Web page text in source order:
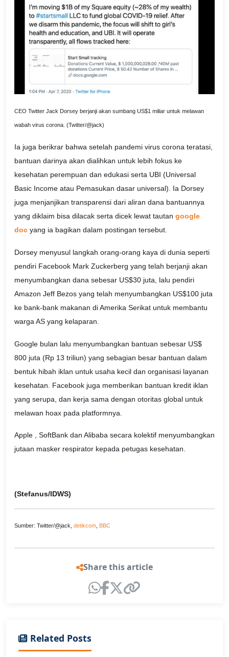
CEO Twitter Jack Dorsey berjanji akan sumbang US$1 miliar untuk melawan
wabah virus corona. (Twitter/@jack)
Ia juga berikrar bahwa setelah pandemi virus corona teratasi,
bantuan darinya akan dialihkan untuk lebih fokus ke
kesehatan perempuan dan edukasi serta UBI (Universal
Basic Income atau Pemasukan dasar universal). Ia Dorsey
juga menjanjikan transparensi dari aliran dana bantuannya
yang diklaim bisa dilacak serta dicek lewat tautan google
doc yang ia bagikan dalam postingan tersebut.
Dorsey menyusul langkah orang-orang kaya di dunia seperti
pendiri Facebook Mark Zuckerberg yang telah berjanji akan
menyumbangkan dana sebesar US$30 juta, lalu pendiri
Amazon Jeff Bezos yang telah menyumbangkan US$100 juta
ke bank-bank makanan di Amerika Serikat untuk membantu
warga AS yang kelaparan.
Google bulan lalu menyumbangkan bantuan sebesar US$
800 juta (Rp 13 triliun) yang sebagian besar bantuan dalam
bentuk hibah iklan untuk usaha kecil dan organisasi layanan
kesehatan. Facebook juga memberikan bantuan kredit iklan
yang serupa, dan kerja sama dengan otoritas global untuk
melawan hoax pada platformnya.
Apple , SoftBank dan Alibaba secara kolektif menyumbangkan
jutaan masker respirator kepada petugas kesehatan.
(Stefanus/IDWS)
Sumber: Twitter/@jack, detikcom BBC
Share this article
Related Posts